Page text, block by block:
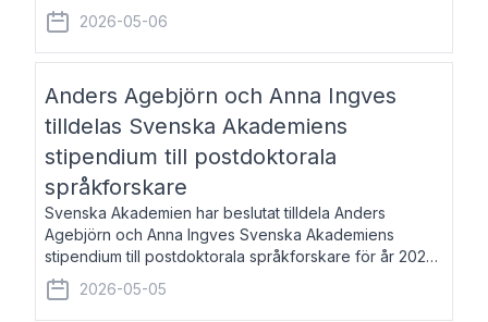
och kulturskribent. Han debuterade 2005 med den
lovordade romanen Sex liter l
2026-05-06
Anders Agebjörn och Anna Ingves
tilldelas Svenska Akademiens
stipendium till postdoktorala
språkforskare
Svenska Akademien har beslutat tilldela Anders
Agebjörn och Anna Ingves Svenska Akademiens
stipendium till postdoktorala språkforskare för år 2026.
Stipendiebeloppet är 75 000 kronor per mottagare.
Anders Agebjörn, född 1984, är universitet
2026-05-05